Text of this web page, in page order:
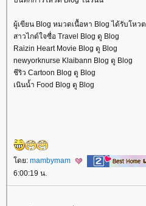
ผู้เขียน Blog หมวดเนื้อหา Blog ได้รับโหวต
สาวไกด์ใจซื่อ Travel Blog ดู Blog
Raizin Heart Movie Blog ดู Blog
newyorknurse Klaibann Blog ดู Blog
ชีริว Cartoon Blog ดู Blog
เนินน้ำ Food Blog ดู Blog
ดย: mambymam
6:00:19 น.